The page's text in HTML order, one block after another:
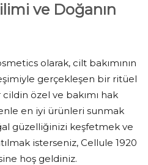
ve Doğanın
olarak, cilt bakımının
gerçekleşen bir ritüel
özel ve bakımı hak
en iyi ürünleri sunmak
güzelliğinizi keşfetmek ve
isterseniz, Cellule 1920
hoş geldiniz.